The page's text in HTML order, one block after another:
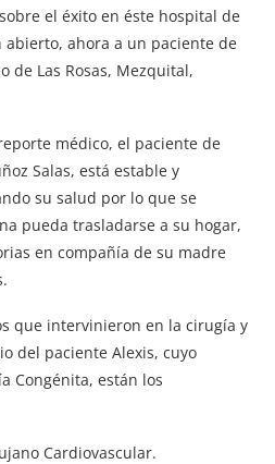
el éxito en éste hospital de
abierto, ahora a un paciente de
de Las Rosas, Mezquital,
médico, el paciente de
Salas, está estable y
su salud por lo que se
pueda trasladarse a su hogar,
en compañía de su madre
que intervinieron en la cirugía y
del paciente Alexis, cuyo
Congénita, están los
Cardiovascular.